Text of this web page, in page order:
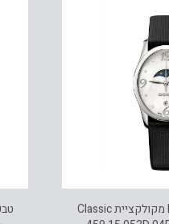
שעון לאישה DOXA מקולקציית Classic